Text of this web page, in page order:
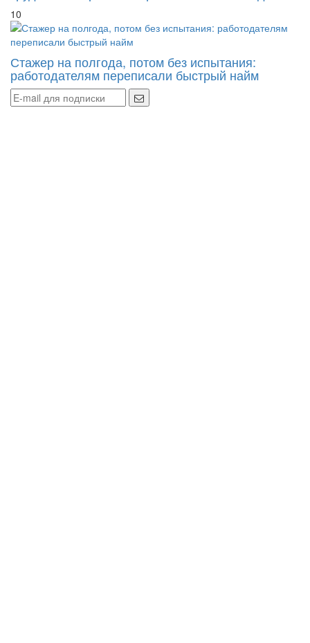
10
Стажер на полгода, потом без испытания:
работодателям переписали быстрый найм